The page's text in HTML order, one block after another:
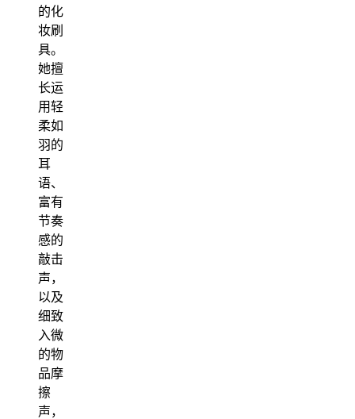
的化
妆刷
具。
她擅
长运
用轻
柔如
羽的
耳
语、
富有
节奏
感的
敲击
声，
以及
细致
入微
的物
品摩
擦
声，